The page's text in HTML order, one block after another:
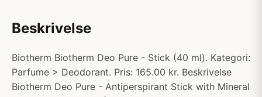
Beskrivelse
Biotherm Biotherm Deo Pure - Stick (40 ml). Kategori:
Parfume > Deodorant. Pris: 165.00 kr. Beskrivelse
Biotherm Deo Pure - Antiperspirant Stick with Mineral